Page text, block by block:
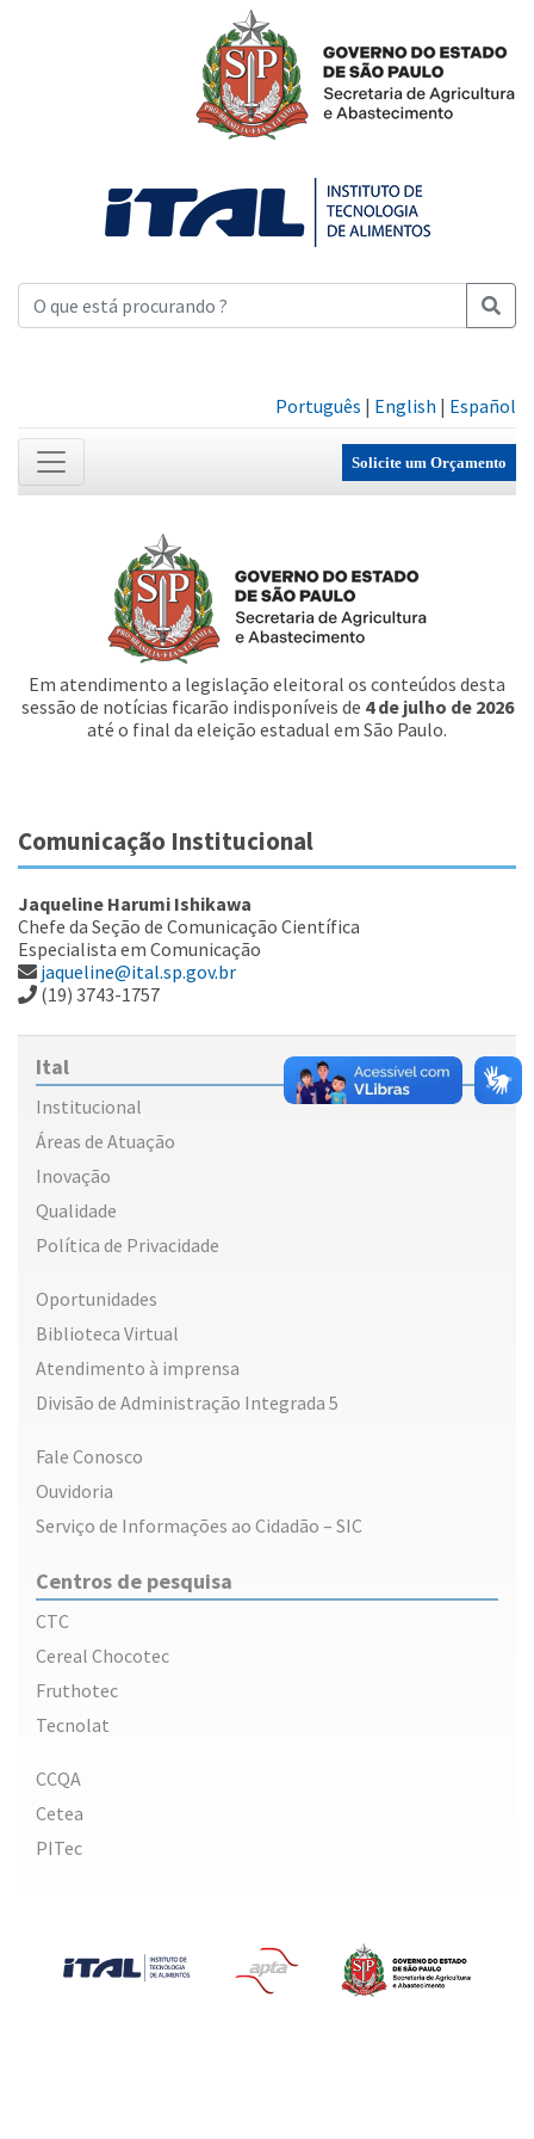
Português | English | Español
Solicite um Orçamento
Em atendimento a legislação eleitoral os conteúdos desta
sessão de notícias ficarão indisponíveis de 4 de julho de 2026
até o final da eleição estadual em São Paulo.
Comunicação Institucional
Jaqueline Harumi Ishikawa
Chefe da Seção de Comunicação Científica
Especialista em Comunicação
jaqueline@ital.sp.gov.br
(19) 3743-1757
Ital
Institucional
Áreas de Atuação
Inovação
Qualidade
Política de Privacidade
Oportunidades
Biblioteca Virtual
Atendimento à imprensa
Divisão de Administração Integrada 5
Fale Conosco
Ouvidoria
Serviço de Informações ao Cidadão – SIC
Centros de pesquisa
CTC
Cereal Chocotec
Fruthotec
Tecnolat
CCQA
Cetea
PITec